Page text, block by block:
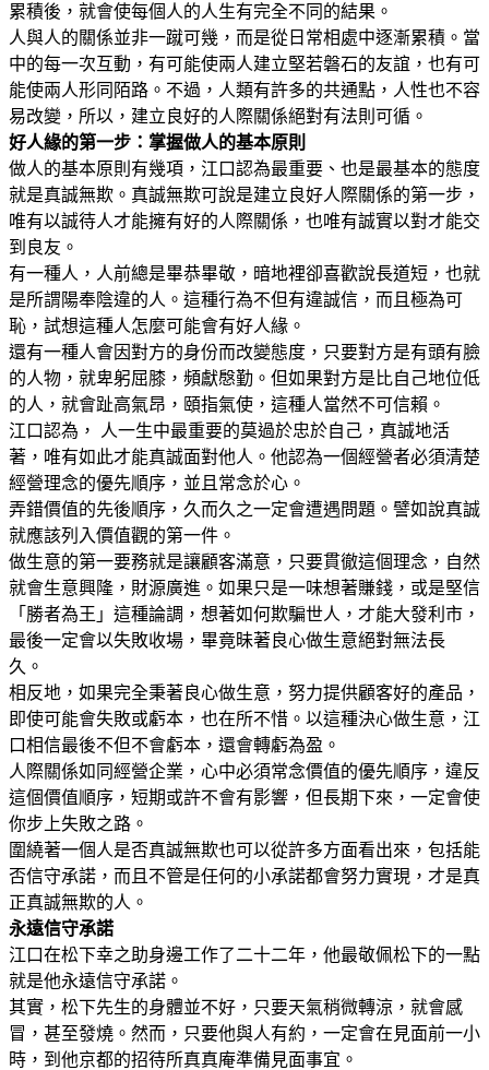
累積後，就會使每個人的人生有完全不同的結果。
人與人的關係並非一蹴可幾，而是從日常相處中逐漸累積。當
中的每一次互動，有可能使兩人建立堅若磐石的友誼，也有可
能使兩人形同陌路。不過，人類有許多的共通點，人性也不容
易改變，所以，建立良好的人際關係絕對有法則可循。
好人緣的第一步：掌握做人的基本原則
做人的基本原則有幾項，江口認為最重要、也是最基本的態度
就是真誠無欺。真誠無欺可說是建立良好人際關係的第一步，
唯有以誠待人才能擁有好的人際關係，也唯有誠實以對才能交
到良友。
有一種人，人前總是畢恭畢敬，暗地裡卻喜歡說長道短，也就
是所謂陽奉陰違的人。這種行為不但有違誠信，而且極為可
恥，試想這種人怎麼可能會有好人緣。
還有一種人會因對方的身份而改變態度，只要對方是有頭有臉
的人物，就卑躬屈膝，頻獻慇勤。但如果對方是比自己地位低
的人，就會趾高氣昂，頤指氣使，這種人當然不可信賴。
江口認為， 人一生中最重要的莫過於忠於自己，真誠地活
著，唯有如此才能真誠面對他人。他認為一個經營者必須清楚
經營理念的優先順序，並且常念於心。
弄錯價值的先後順序，久而久之一定會遭遇問題。譬如說真誠
就應該列入價值觀的第一件。
做生意的第一要務就是讓顧客滿意，只要貫徹這個理念，自然
就會生意興隆，財源廣進。如果只是一味想著賺錢，或是堅信
「勝者為王」這種論調，想著如何欺騙世人，才能大發利市，
最後一定會以失敗收場，畢竟昧著良心做生意絕對無法長
久。
相反地，如果完全秉著良心做生意，努力提供顧客好的產品，
即使可能會失敗或虧本，也在所不惜。以這種決心做生意，江
口相信最後不但不會虧本，還會轉虧為盈。
人際關係如同經營企業，心中必須常念價值的優先順序，違反
這個價值順序，短期或許不會有影響，但長期下來，一定會使
你步上失敗之路。
圍繞著一個人是否真誠無欺也可以從許多方面看出來，包括能
否信守承諾，而且不管是任何的小承諾都會努力實現，才是真
正真誠無欺的人。
永遠信守承諾
江口在松下幸之助身邊工作了二十二年，他最敬佩松下的一點
就是他永遠信守承諾。
其實，松下先生的身體並不好，只要天氣稍微轉涼，就會感
冒，甚至發燒。然而，只要他與人有約，一定會在見面前一小
時，到他京都的招待所真真庵準備見面事宜。